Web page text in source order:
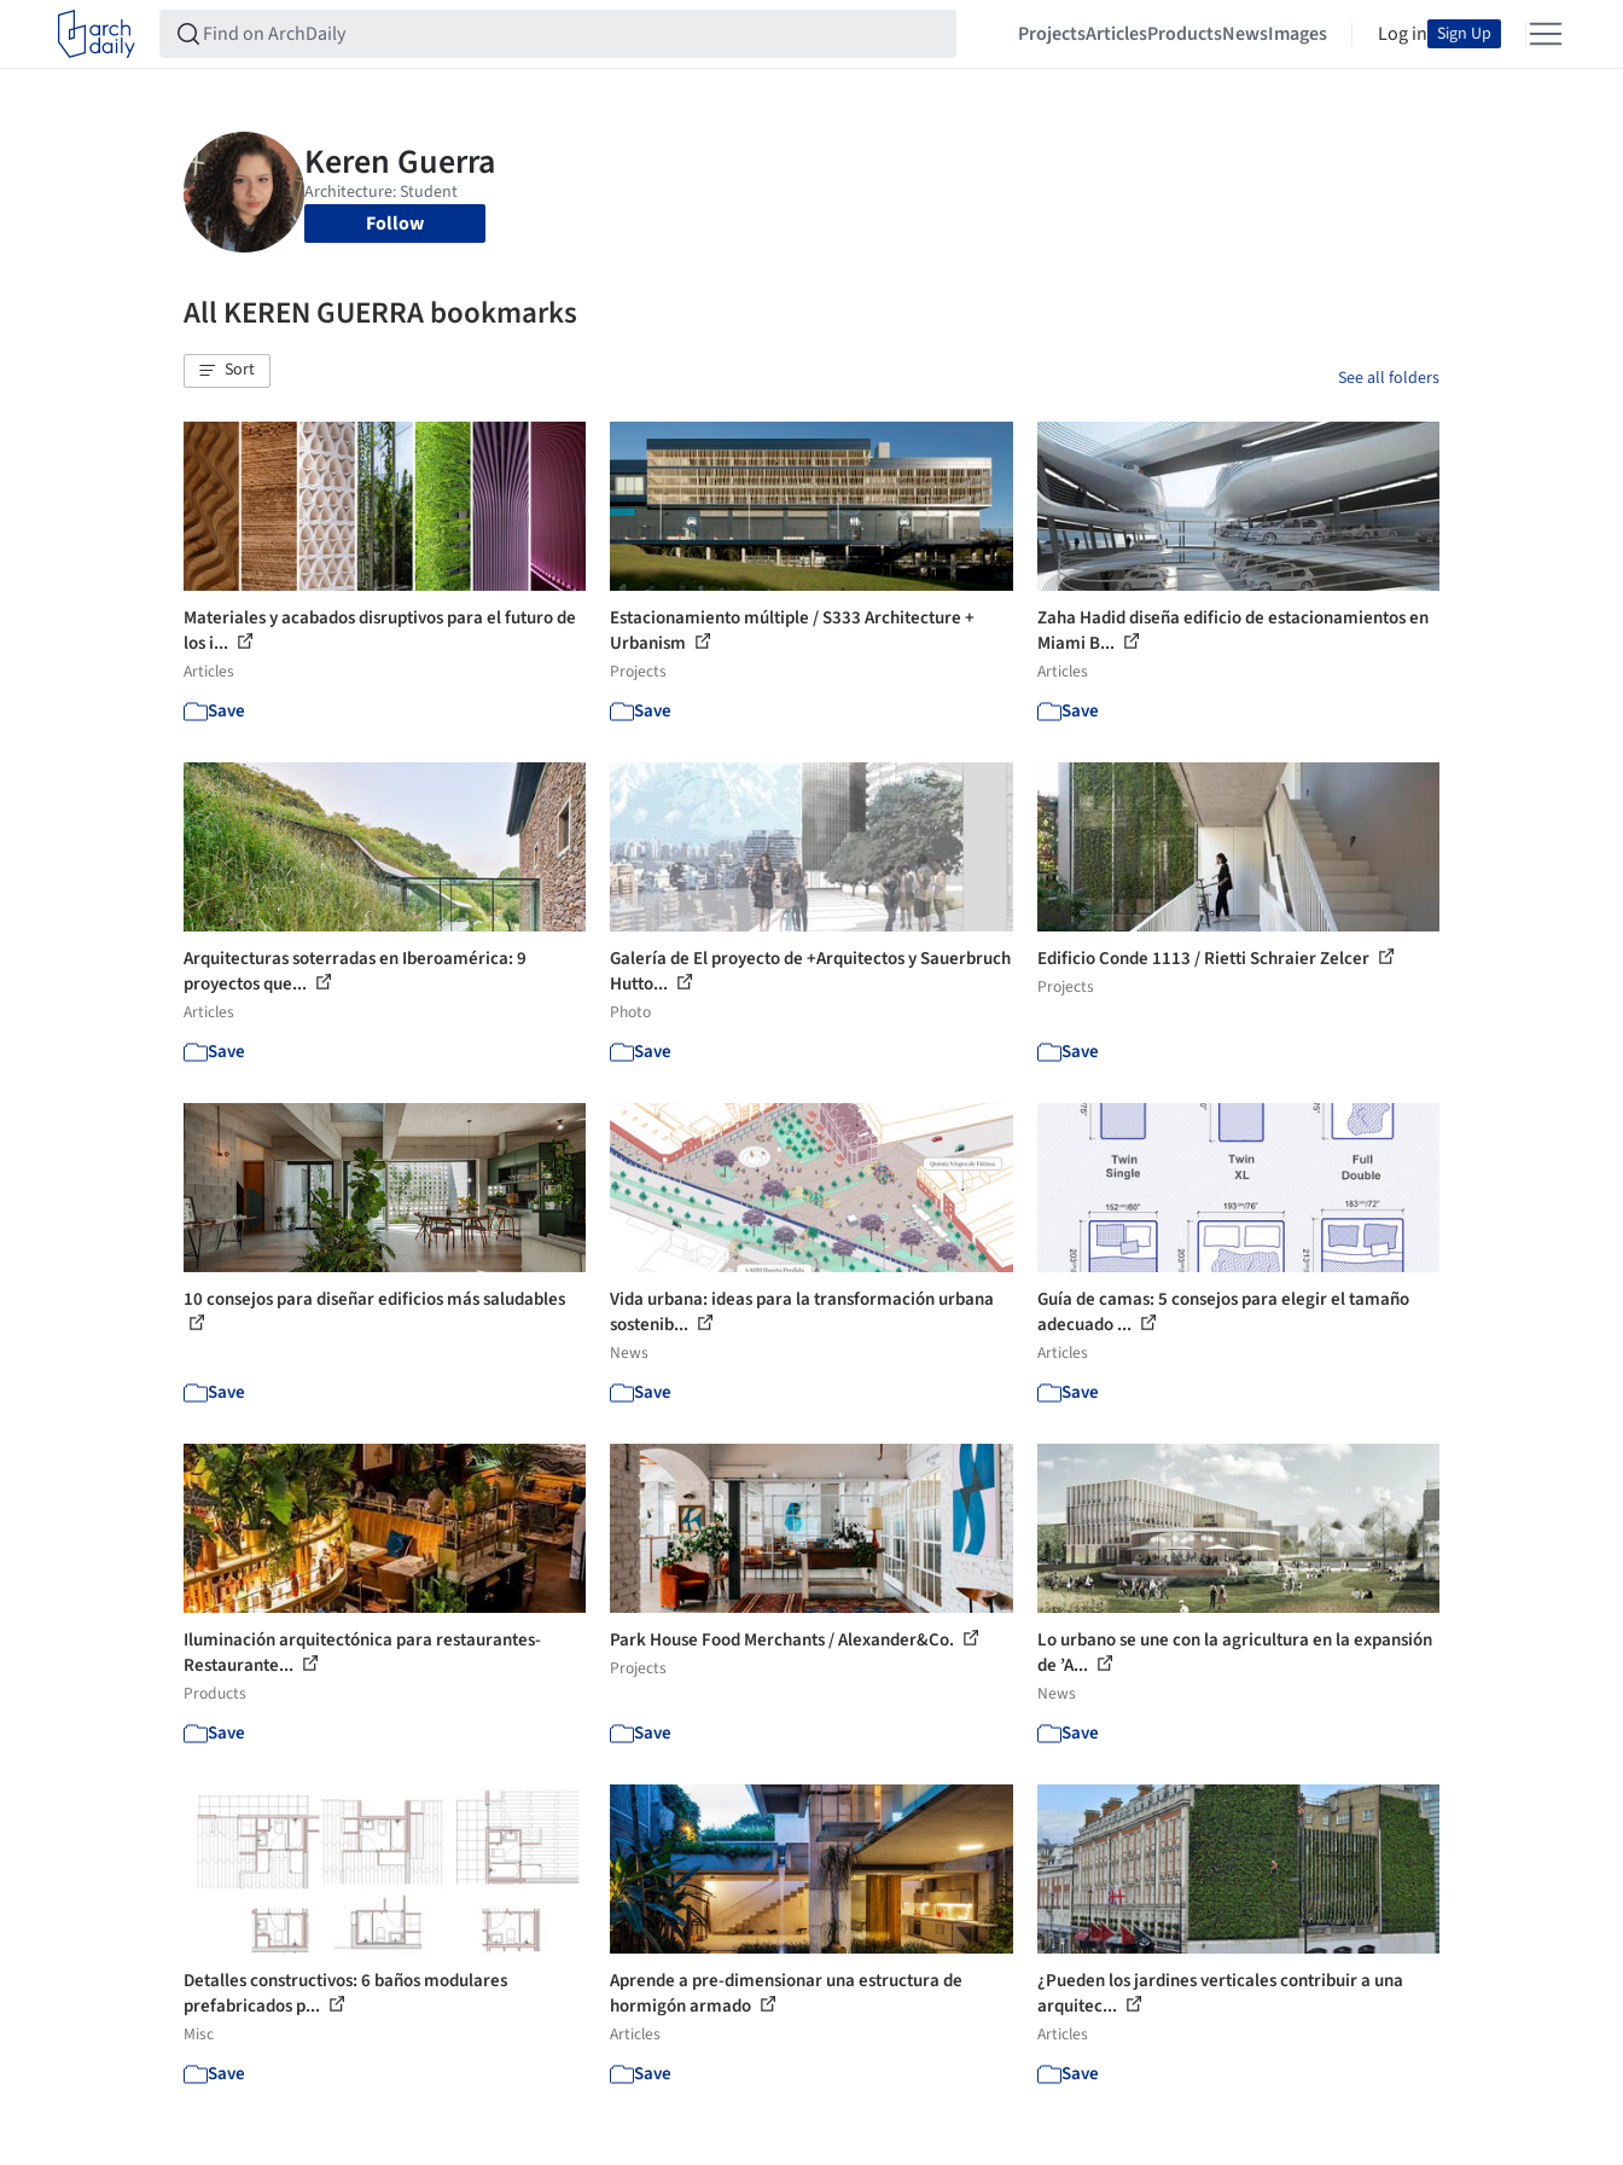
ProjectsArticlesProductsNewsImages Log in Sign Up
Follow
All KEREN GUERRA bookmarks
Sort See all folders
Materiales y acabados disruptivos para el futuro de
los i...
Articles
Save
Estacionamiento múltiple / S333 Architecture +
Urbanism
Projects
Save
Zaha Hadid diseña edificio de estacionamientos en
Miami B...
Articles
Save
Arquitecturas soterradas en Iberoamérica: 9
proyectos que...
Articles
Save
Galería de El proyecto de +Arquitectos y Sauerbruch
Hutto...
Photo
Save
Edificio Conde 1113 / Rietti Schraier Zelcer
Projects
Save
10 consejos para diseñar edificios más saludables
Save
Vida urbana: ideas para la transformación urbana
sostenib...
News
Save
Guía de camas: 5 consejos para elegir el tamaño
adecuado ...
Articles
Save
Iluminación arquitectónica para restaurantes-
Restaurante...
Products
Save
Park House Food Merchants / Alexander&Co.
Projects
Save
Lo urbano se une con la agricultura en la expansión
de ’A...
News
Save
Detalles constructivos: 6 baños modulares
prefabricados p...
Misc
Save
Aprende a pre-dimensionar una estructura de
hormigón armado
Articles
Save
¿Pueden los jardines verticales contribuir a una
arquitec...
Articles
Save